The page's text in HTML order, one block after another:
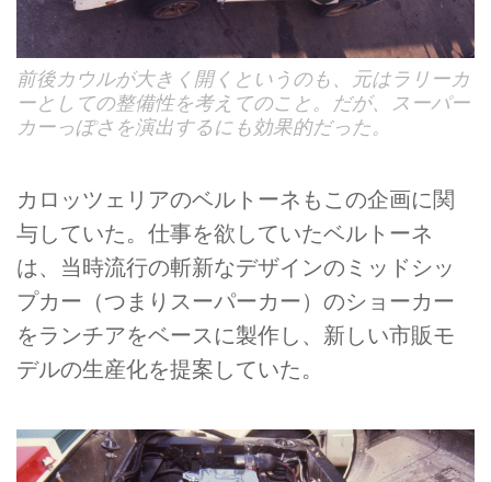
前後カウルが大きく開くというのも、元はラリーカ
ーとしての整備性を考えてのこと。だが、スーパー
カーっぽさを演出するにも効果的だった。
カロッツェリアのベルトーネもこの企画に関
与していた。仕事を欲していたベルトーネ
は、当時流行の斬新なデザインのミッドシッ
プカー（つまりスーパーカー）のショーカー
をランチアをベースに製作し、新しい市販モ
デルの生産化を提案していた。